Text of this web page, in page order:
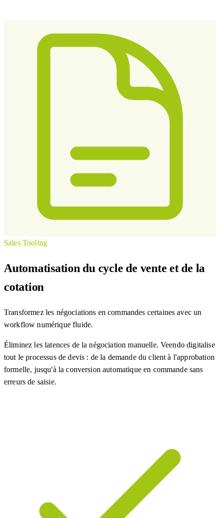
Sales Tooling
Automatisation du cycle de vente et de la
cotation
Transformez les négociations en commandes certaines avec un
workflow numérique fluide.
Éliminez les latences de la négociation manuelle. Veendo digitalise
tout le processus de devis : de la demande du client à l'approbation
formelle, jusqu'à la conversion automatique en commande sans
erreurs de saisie.